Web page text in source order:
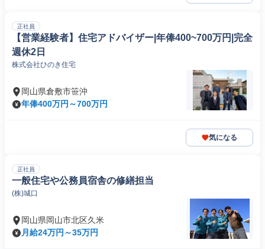
正社員
【営業経験者】住宅アドバイザー|年俸400~700万円|完全
週休2日
株式会社ひのき住宅
岡山県倉敷市笹沖
年俸400万円～700万円
気になる
正社員
一般住宅や公務員宿舎の修繕担当
(株)城口
岡山県岡山市北区久米
月給24万円～35万円